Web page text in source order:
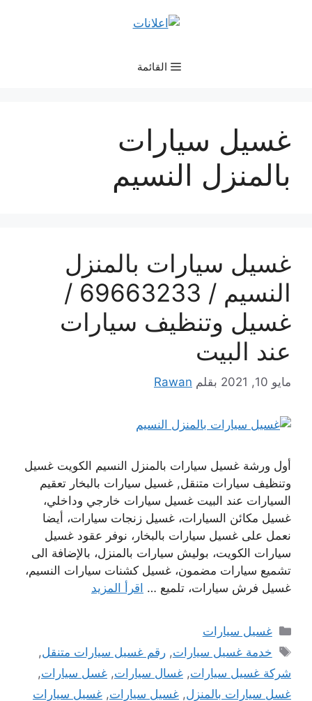
القائمة
غسيل سيارات
بالمنزل النسيم
غسيل سيارات بالمنزل
النسيم / 69663233 /
غسيل وتنظيف سيارات
عند البيت
مايو 10, 2021 بقلم Rawan
أول ورشة غسيل سيارات بالمنزل النسيم الكويت غسيل
وتنظيف سيارات متنقل, غسيل سيارات بالبخار تعقيم
السيارات عند البيت غسيل سيارات خارجي وداخلي،
غسيل مكائن السيارات، غسيل زنجات سيارات، أيضا
نعمل على غسيل سيارات بالبخار، نوفر عقود غسيل
سيارات الكويت، بوليش سيارات بالمنزل، بالإضافة الى
تشميع سيارات مضمون، غسيل كشنات سيارات النسيم،
غسيل فرش سيارات، تلميع … اقرأ المزيد
التصنيفات
غسيل سيارات
الوسوم
خدمة غسيل سيارات,رقم غسيل سيارات متنقل,
شركة غسيل سيارات, غسال سيارات, غسل سيارات,
غسل سيارات بالمنزل, غسيل سيارات, غسيل سيارات